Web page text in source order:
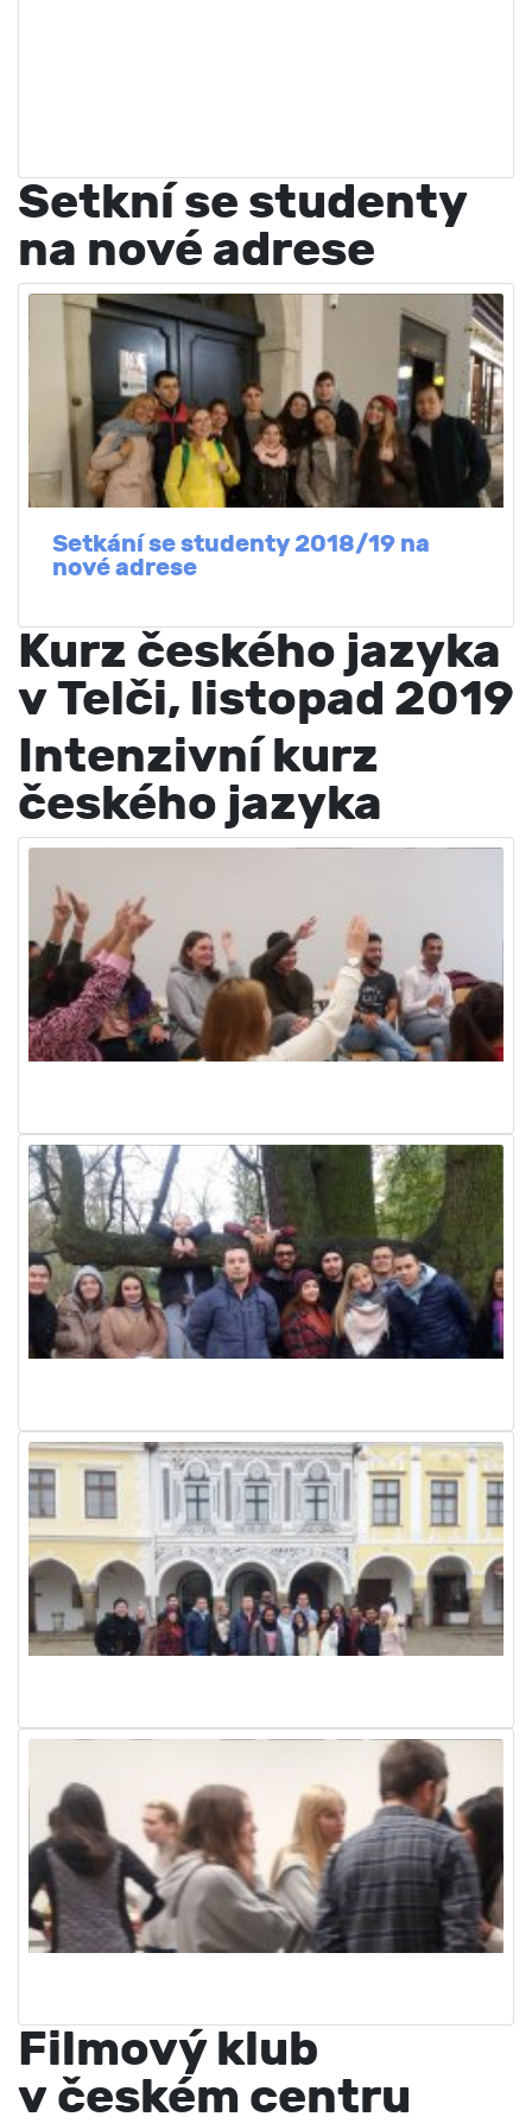
Setkní se studenty
na nové adrese
Setkání se studenty 2018/19 na
nové adrese
Kurz českého jazyka
v Telči, listopad 2019
Intenzivní kurz
českého jazyka
Filmový klub
v českém centru